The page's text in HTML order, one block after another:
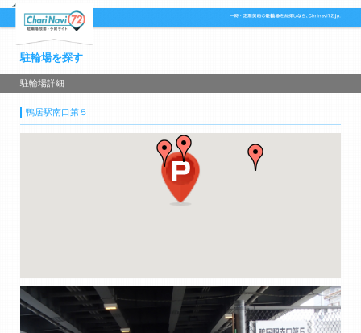
駐輪場を探す
駐輪場詳細
鴨居駅南口第５